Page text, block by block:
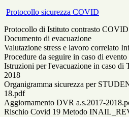
Protocollo sicurezza COVID
Protocollo di Istituto contrasto
Documento di evacuazione
Valutazione stress e lavoro correlato
Procedure da seguire in caso di
Istruzioni per l'evacuazione in caso di
2018
Organigramma sicurezza per
18.pdf
Aggiornamento DVR a.s.2017-
Rischio Covid 19 Metodo